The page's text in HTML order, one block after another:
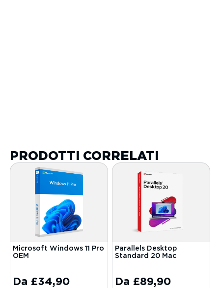
PRODOTTI CORRELATI
Microsoft Windows 11 Pro
OEM
Da £34,90
Parallels Desktop
Standard 20 Mac
Da £89,90